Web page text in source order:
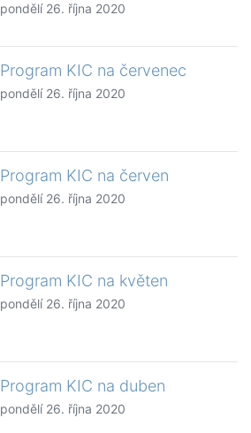
pondělí 26. října 2020
Program KIC na červenec
pondělí 26. října 2020
Program KIC na červen
pondělí 26. října 2020
Program KIC na květen
pondělí 26. října 2020
Program KIC na duben
pondělí 26. října 2020